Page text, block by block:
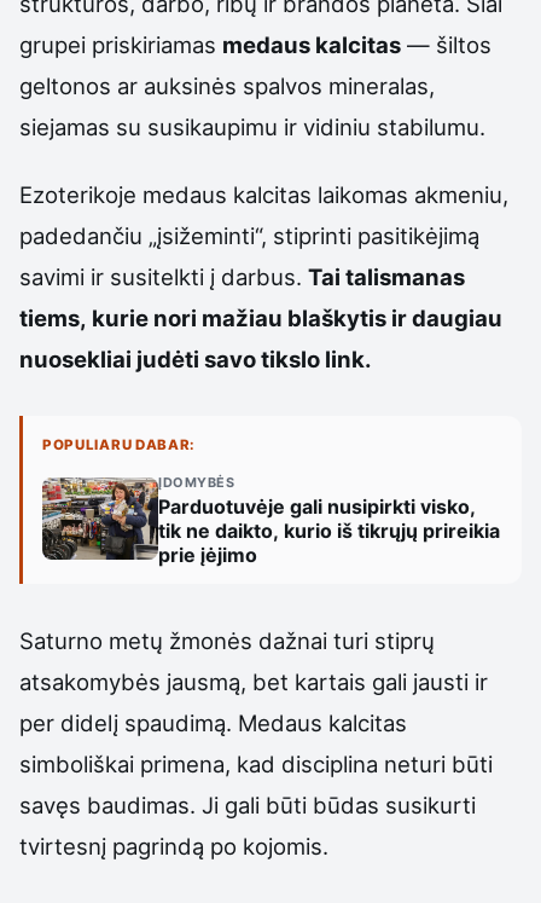
grupei priskiriamas medaus kalcitas — šiltos
geltonos ar auksinės spalvos mineralas,
siejamas su susikaupimu ir vidiniu stabilumu.
Ezoterikoje medaus kalcitas laikomas akmeniu,
padedančiu „įsižeminti“, stiprinti pasitikėjimą
savimi ir susitelkti į darbus. Tai talismanas
tiems, kurie nori mažiau blaškytis ir daugiau
nuosekliai judėti savo tikslo link.
POPULIARU DABAR:
ĮDOMYBĖS
Parduotuvėje gali nusipirkti visko,
tik ne daikto, kurio iš tikrųjų prireikia
prie įėjimo
Saturno metų žmonės dažnai turi stiprų
atsakomybės jausmą, bet kartais gali jausti ir
per didelį spaudimą. Medaus kalcitas
simboliškai primena, kad disciplina neturi būti
savęs baudimas. Ji gali būti būdas susikurti
tvirtesnį pagrindą po kojomis.